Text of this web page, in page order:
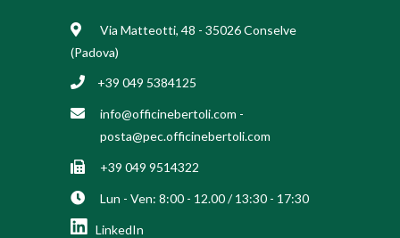
Via Matteotti, 48 - 35026 Conselve
(Padova)
+39 049 5384125
info@officinebertoli.com -
posta@pec.officinebertoli.com
+39 049 9514322
Lun - Ven: 8:00 - 12.00 / 13:30 - 17:30
LinkedIn